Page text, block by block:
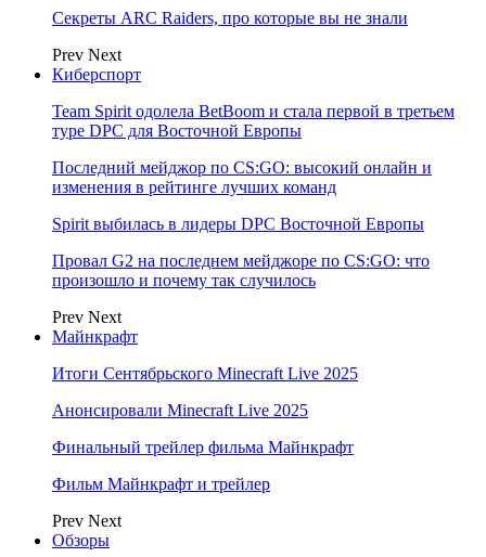
Секреты ARC Raiders, про которые вы не знали
Prev Next
Киберспорт
Team Spirit одолела BetBoom и стала первой в третьем
туре DPC для Восточной Европы
Последний мейджор по CS:GO: высокий онлайн и
изменения в рейтинге лучших команд
Spirit выбилась в лидеры DPC Восточной Европы
Провал G2 на последнем мейджоре по CS:GO: что
произошло и почему так случилось
Prev Next
Майнкрафт
Итоги Сентябрьского Minecraft Live 2025
Анонсировали Minecraft Live 2025
Финальный трейлер фильма Майнкрафт
Фильм Майнкрафт и трейлер
Prev Next
Обзоры